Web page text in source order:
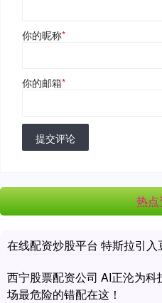
你的昵称*
你的邮箱*
提交评论
热
在线配资炒股平台 特斯拉引
西宁股票配资公司 AI正沦为科
场最危险的错配在这！